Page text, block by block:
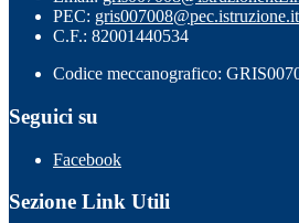
PEC: gris007008@pec.istruzione.it
C.F.: 82001440534
Codice meccanografico:
Seguici su
Facebook
Sezione Link Utili